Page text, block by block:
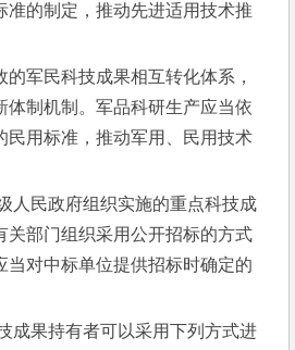
准的制定，推动先进适用技术推
军民科技成果相互转化体系，
体制机制。军品科研生产应当依
民用标准，推动军用、民用技术
民政府组织实施的重点科技成
关部门组织采用公开招标的方式
当对中标单位提供招标时确定的
果持有者可以采用下列方式进